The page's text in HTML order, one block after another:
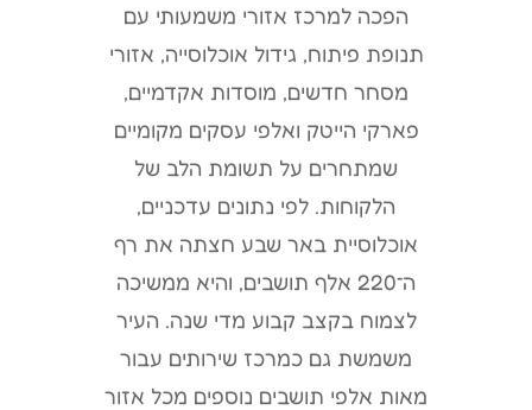
הפכה למרכז אזורי משמעותי עם
תנופת פיתוח, גידול אוכלוסייה, אזורי
מסחר חדשים, מוסדות אקדמיים,
פארקי הייטק ואלפי עסקים מקומיים
שמתחרים על תשומת הלב של
הלקוחות. לפי נתונים עדכניים,
אוכלוסיית באר שבע חצתה את רף
ה־220 אלף תושבים, והיא ממשיכה
לצמוח בקצב קבוע מדי שנה. העיר
משמשת גם כמרכז שירותים עבור
מאות אלפי תושבים נוספים מכל אזור